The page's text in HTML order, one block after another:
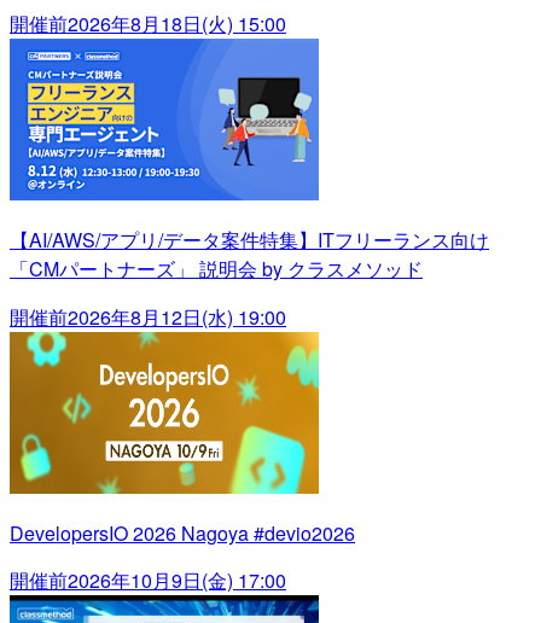
開催前2026年8月18日(火) 15:00
【AI/AWS/アプリ/データ案件特集】ITフリーランス向け
「CMパートナーズ」 説明会 by クラスメソッド
開催前2026年8月12日(水) 19:00
DevelopersIO 2026 Nagoya #devio2026
開催前2026年10月9日(金) 17:00